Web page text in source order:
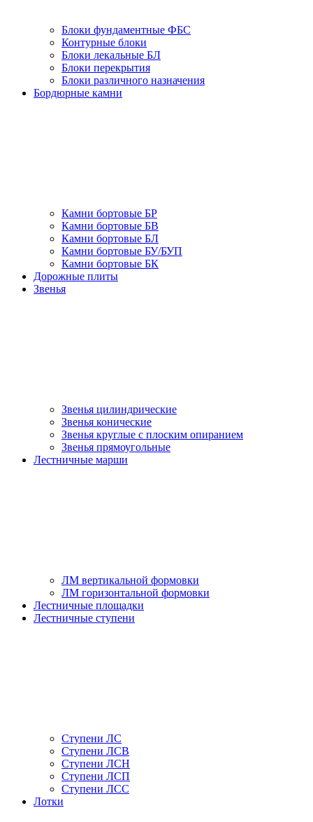
Блоки фундаментные ФБС
Контурные блоки
Блоки лекальные БЛ
Блоки перекрытия
Блоки различного назначения
Бордюрные камни
Камни бортовые БР
Камни бортовые БВ
Камни бортовые БЛ
Камни бортовые БУ/БУП
Камни бортовые БК
Дорожные плиты
Звенья
Звенья цилиндрические
Звенья конические
Звенья круглые с плоским опиранием
Звенья прямоугольные
Лестничные марши
ЛМ вертикальной формовки
ЛМ горизонтальной формовки
Лестничные площадки
Лестничные ступени
Ступени ЛС
Ступени ЛСВ
Ступени ЛСН
Ступени ЛСП
Ступени ЛСС
Лотки